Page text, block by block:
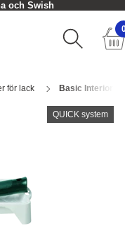
och Swish
för lack Basic Interior
QUICK system